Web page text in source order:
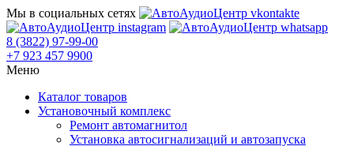
Мы в социальных сетях
8 (3822) 97-99-00
+7 923 457 9900
Меню
Каталог товаров
Установочный комплекс
Ремонт автомагнитол
Установка автосигнализаций и автозапуска